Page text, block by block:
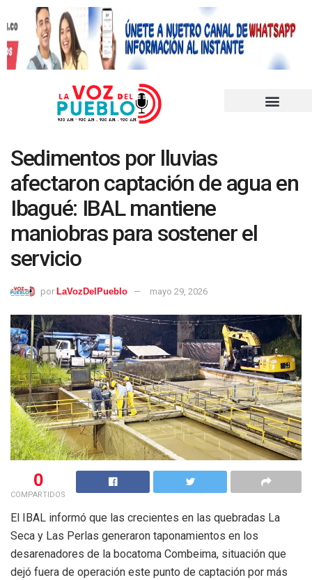
Sedimentos por lluvias
afectaron captación de agua en
Ibagué: IBAL mantiene
maniobras para sostener el
servicio
por LaVozDelPueblo mayo 29, 2026
0
COMPARTIDOS
El IBAL informó que las crecientes en las quebradas La
Seca y Las Perlas generaron taponamientos en los
desarenadores de la bocatoma Combeima, situación que
dejó fuera de operación este punto de captación por más